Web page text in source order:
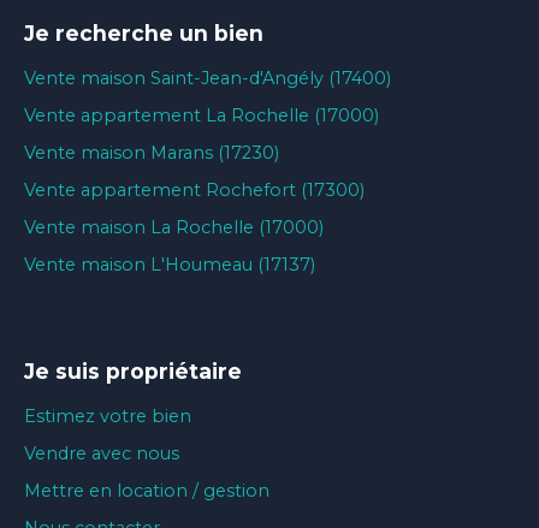
Je recherche un bien
Vente maison Saint-Jean-d'Angély (17400)
Vente appartement La Rochelle (17000)
Vente maison Marans (17230)
Vente appartement Rochefort (17300)
Vente maison La Rochelle (17000)
Vente maison L'Houmeau (17137)
Je suis propriétaire
Estimez votre bien
Vendre avec nous
Mettre en location / gestion